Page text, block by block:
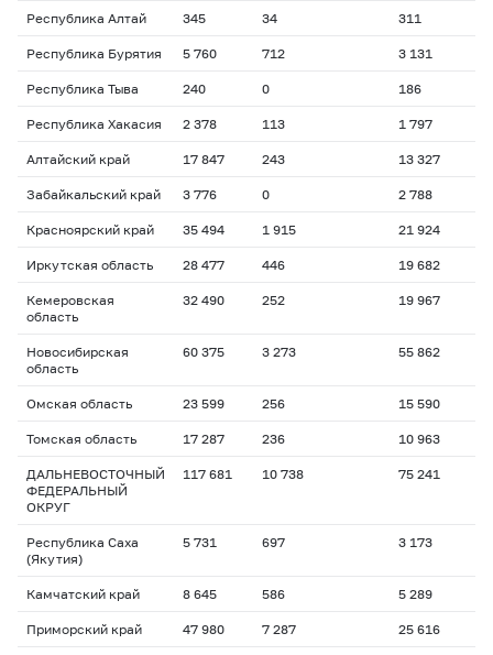
Республика Алтай 345 34 311
Республика Бурятия 5 760 712 3 131
Республика Тыва 240 0 186
Республика Хакасия 2 378 113 1 797
Алтайский край 17 847 243 13 327
Забайкальский край 3 776 0 2 788
Красноярский край 35 494 1 915 21 924
Иркутская область 28 477 446 19 682
Кемеровская
область
32 490 252 19 967
Новосибирская
область
60 375 3 273 55 862
Омская область 23 599 256 15 590
Томская область 17 287 236 10 963
ДАЛЬНЕВОСТОЧНЫЙ
ФЕДЕРАЛЬНЫЙ
ОКРУГ
117 681 10 738 75 241
Республика Саха
(Якутия)
5 731 697 3 173
Камчатский край 8 645 586 5 289
Приморский край 47 980 7 287 25 616